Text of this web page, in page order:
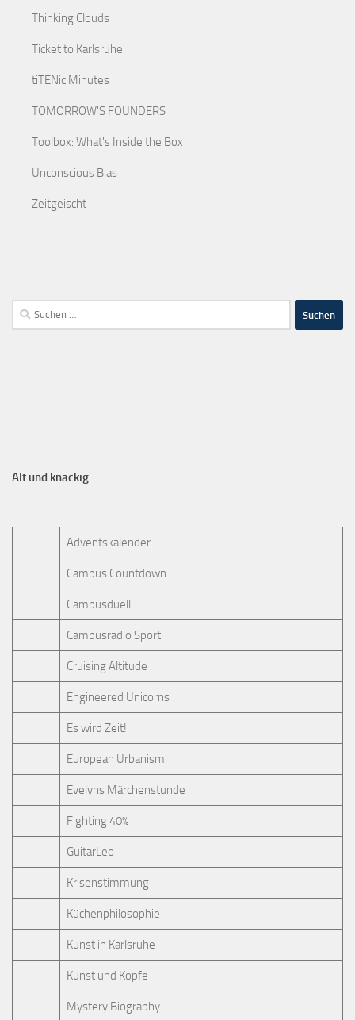
Thinking Clouds
Ticket to Karlsruhe
tiTENic Minutes
TOMORROW'S FOUNDERS
Toolbox: What's Inside the Box
Unconscious Bias
Zeitgeischt
Alt und knackig
Adventskalender
Campus Countdown
Campusduell
Campusradio Sport
Cruising Altitude
Engineered Unicorns
Es wird Zeit!
European Urbanism
Evelyns Märchenstunde
Fighting 40%
GuitarLeo
Krisenstimmung
Küchenphilosophie
Kunst in Karlsruhe
Kunst und Köpfe
Mystery Biography